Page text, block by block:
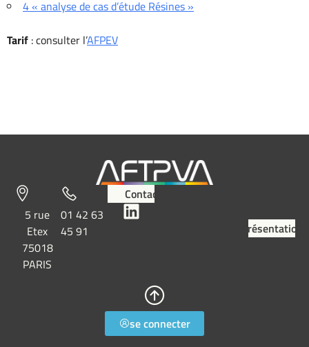
4 « analyse de cas d’étude Résines »
Tarif : consulter l’AFPEV
5 rue
Etex
75018
PARIS
01 42 63
45 91
Contact
Présentation
se connecter